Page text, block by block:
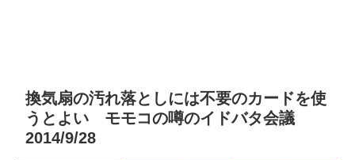
換気扇の汚れ落としには不要のカードを使
うとよい モモコの噂のイドバタ会議
2014/9/28